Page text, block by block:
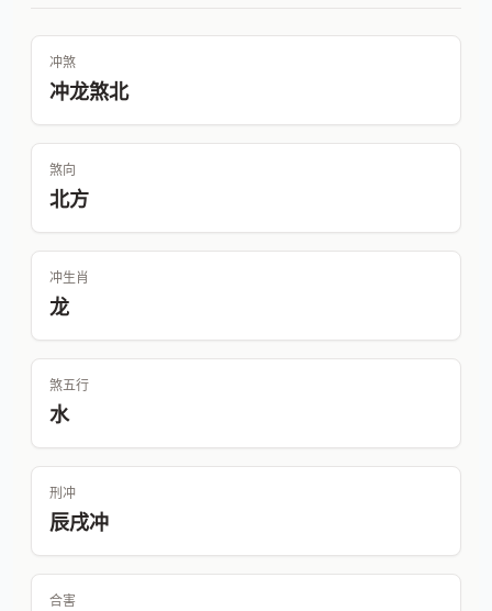
冲煞
冲龙煞北
煞向
北方
冲生肖
龙
煞五行
水
刑冲
辰戌冲
合害